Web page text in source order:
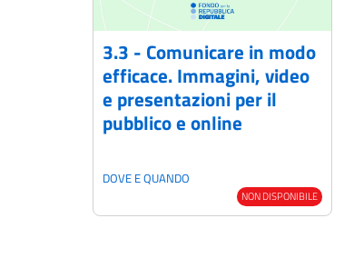
3.3 - Comunicare in modo
efficace. Immagini, video
e presentazioni per il
pubblico e online
DOVE E QUANDO
NON DISPONIBILE